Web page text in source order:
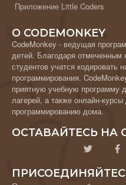
Приложение Little Coders
О CODEMONKEY
CodeMonkey - ведущая
детей. Благодаря
студентов учатся кодировать
программирования.
приятную учебную программу
лагерей, а также онлайн-
программированию дома.
ОСТАВАЙТЕСЬ НА
ПРИСОЕДИНЯЙТЕСЬ